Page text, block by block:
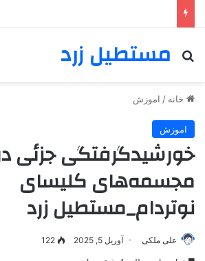
مستطیل زرد
خانه / اموزش
اموزش
خورشیدگرفتگی جزئی در
مجسمه‌های کلیسای
نوتردام_مستطیل زرد
علی ملکی آوریل 5, 2025 122